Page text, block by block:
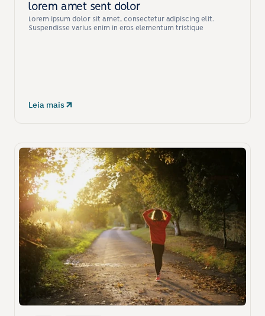
lorem amet sent dolor
Lorem ipsum dolor sit amet, consectetur adipiscing elit.
Suspendisse varius enim in eros elementum tristique
Leia mais